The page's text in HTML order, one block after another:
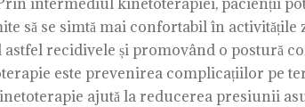
să se simtă mai confortabil în
recidivele și promovând o postură
este prevenirea complicațiilor pe
ajută la reducerea presiunii